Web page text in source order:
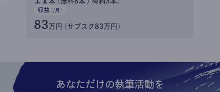
収益 (/月)
83万円 (サブスク83万円)
あなただけの執筆活動を